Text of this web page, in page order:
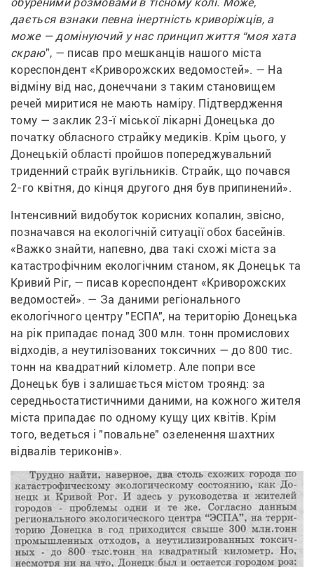
дається взнаки певна інертність криворіжців, а
може — домінуючий у нас принцип життя “моя хата
скраю”, — писав про мешканців нашого міста
кореспондент «Криворожских ведомостей». — На
відміну від нас, донеччани з таким становищем
речей миритися не мають наміру. Підтвердження
тому — заклик 23-ї міської лікарні Донецька до
початку обласного страйку медиків. Крім цього, у
Донецькій області пройшов попереджувальний
триденний страйк вугільників. Страйк, що почався
2-го квітня, до кінця другого дня був припинений».
Інтенсивний видобуток корисних копалин, звісно,
позначався на екологічній ситуації обох басейнів.
«Важко знайти, напевно, два такі схожі міста за
катастрофічним екологічним станом, як Донецьк та
Кривий Ріг, — писав кореспондент «Криворожских
ведомостей». — За даними регіонального
екологічного центру "ЕСПА", на територію Донецька
на рік припадає понад 300 млн. тонн промислових
відходів, а неутилізованих токсичних — до 800 тис.
тонн на квадратний кілометр. Але попри все
Донецьк був і залишається містом троянд: за
середньостатистичними даними, на кожного жителя
міста припадає по одному кущу цих квітів. Крім
того, ведеться і "повальне" озеленення шахтних
відвалів териконів».